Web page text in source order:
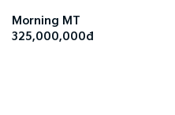
Morning MT
325,000,000đ